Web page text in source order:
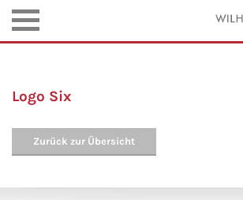
Logo Six
Zurück zur Übersicht